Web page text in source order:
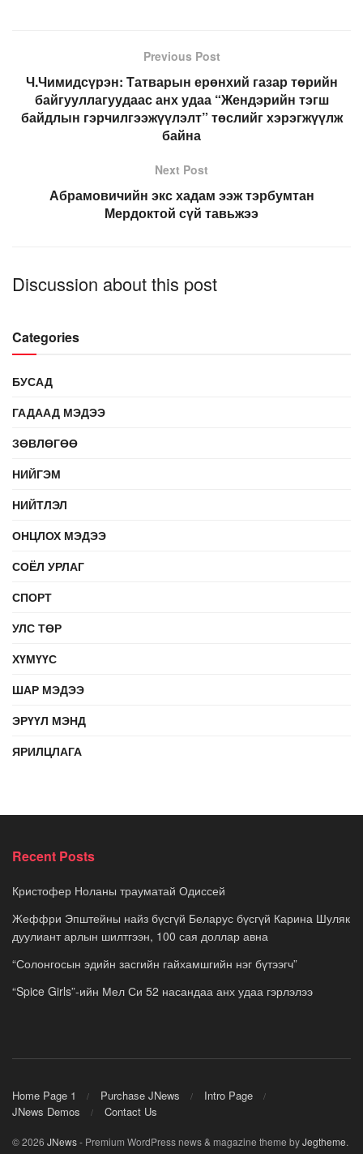
Previous Post
Ч.Чимидсүрэн: Татварын ерөнхий газар төрийн
байгууллагуудаас анх удаа “Жендэрийн тэгш
байдлын гэрчилгээжүүлэлт” төслийг хэрэгжүүлж
байна
Next Post
Абрамовичийн экс хадам ээж тэрбумтан
Мердоктой сүй тавьжээ
Discussion about this post
Categories
БУСАД
ГАДААД МЭДЭЭ
ЗӨВЛӨГӨӨ
НИЙГЭМ
НИЙТЛЭЛ
ОНЦЛОХ МЭДЭЭ
СОЁЛ УРЛАГ
СПОРТ
УЛС ТӨР
ХҮМҮҮС
ШАР МЭДЭЭ
ЭРҮҮЛ МЭНД
ЯРИЛЦЛАГА
Recent Posts
Кристофер Ноланы трауматай Одиссей
Жеффри Эпштейны найз бүсгүй Беларус бүсгүй Карина Шуляк
дуулиант арлын шилтгээн, 100 сая доллар авна
“Солонгосын эдийн засгийн гайхамшгийн нэг бүтээгч”
“Spice Girls”-ийн Мел Си 52 насандаа анх удаа гэрлэлээ
Home Page 1 Purchase JNews
Intro Page
JNews Demos
Contact Us
© 2026 JNews- Premium WordPress news & magazine theme byJegtheme.